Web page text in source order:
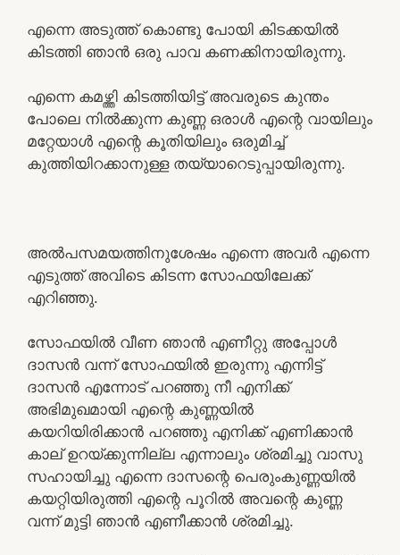
എന്നെ അടുത്ത് കൊണ്ടു പോയി കിടക്കയില്‍
കിടത്തി ഞാന്‍ ഒരു പാവ കണക്കിനായിരുന്നു.
എന്നെ കമഴ്ത്തി കിടത്തിയിട്ട് അവരുടെ കുന്തം
പോലെ നില്‍ക്കുന്ന കുണ്ണ ഒരാള്‍ എന്റെ വായിലും
മറ്റേയാള്‍ എന്റെ കൂതിയിലും ഒരുമിച്ച്
കുത്തിയിറക്കാനുള്ള തയ്യാറെടുപ്പായിരുന്നു.
അല്‍പസമയത്തിനുശേഷം എന്നെ അവര്‍ എന്നെ
എടുത്ത് അവിടെ കിടന്ന സോഫയിലേക്ക്
എറിഞ്ഞു.
സോഫയില്‍ വീണ ഞാന്‍ എണീറ്റു അപ്പോള്‍
ദാസന്‍ വന്ന് സോഫയില്‍ ഇരുന്നു എന്നിട്ട്
ദാസന്‍ എന്നോട് പറഞ്ഞു നീ എനിക്ക്
അഭിമുഖമായി എന്റെ കുണ്ണയില്‍
കയറിയിരിക്കാന്‍ പറഞ്ഞു എനിക്ക് എണിക്കാന്‍
കാല് ഉറയ്ക്കുന്നില്ല എന്നാലും ശ്രമിച്ചു വാസു
സഹായിച്ചു എന്നെ ദാസന്റെ പെരുംകുണ്ണയില്‍
കയറ്റിയിരുത്തി എന്റെ പൂറില്‍ അവന്റെ കുണ്ണ
വന്ന് മുട്ടി ഞാന്‍ എണീക്കാന്‍ ശ്രമിച്ചു.